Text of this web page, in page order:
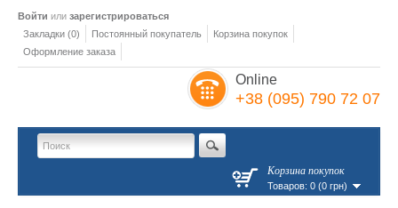
Войти или зарегистрироваться
Закладки (0)
Постоянный покупатель
Корзина покупок
Оформление заказа
Online
+38 (095) 790 72 07
Корзина покупок
Товаров: 0 (0 грн)